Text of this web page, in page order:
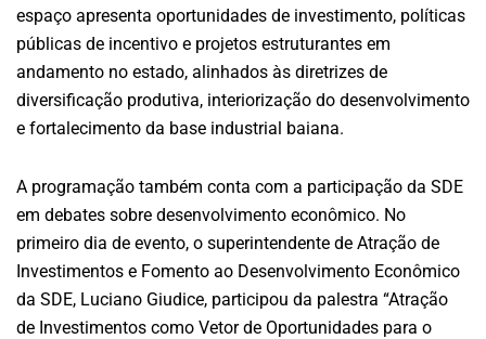
espaço apresenta oportunidades de investimento, políticas
públicas de incentivo e projetos estruturantes em
andamento no estado, alinhados às diretrizes de
diversificação produtiva, interiorização do desenvolvimento
e fortalecimento da base industrial baiana.
A programação também conta com a participação da SDE
em debates sobre desenvolvimento econômico. No
primeiro dia de evento, o superintendente de Atração de
Investimentos e Fomento ao Desenvolvimento Econômico
da SDE, Luciano Giudice, participou da palestra “Atração
de Investimentos como Vetor de Oportunidades para o